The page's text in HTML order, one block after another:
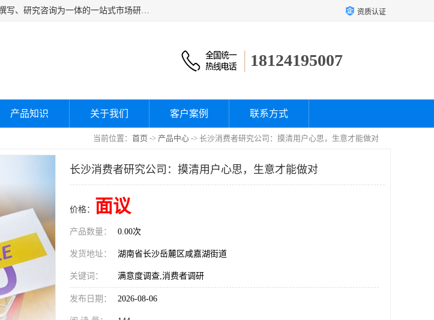
湖南群狼市场调研服务有限公司是一家集问卷设计、市场调查执行、数据统计分析、报告撰写、研究咨询为一体的一站式市场研究服务机构，主要服务：市场调研、三方评估、满意度研究、快消研究、地产物业调查、品牌研究、神秘顾客调查、行业研究、产品研究、公共事务专项调查等。 资质认证
18124195007
产品知识 关于我们 客户案例 联系方式
当前位置： 首页 -> 产品中心 -> 长沙消费者研究公司：摸清用户心思，生意才能做对
长沙消费者研究公司：摸清用户心思，生意才能做对
价格： 面议
产品数量： 0.00次
发货地址： 湖南省长沙岳麓区咸嘉湖街道
关键词： 满意度调查,消费者调研
发布日期： 2026-08-06